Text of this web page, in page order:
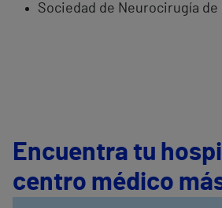
Sociedad de Neurocirugía de
Encuentra tu
centro médico